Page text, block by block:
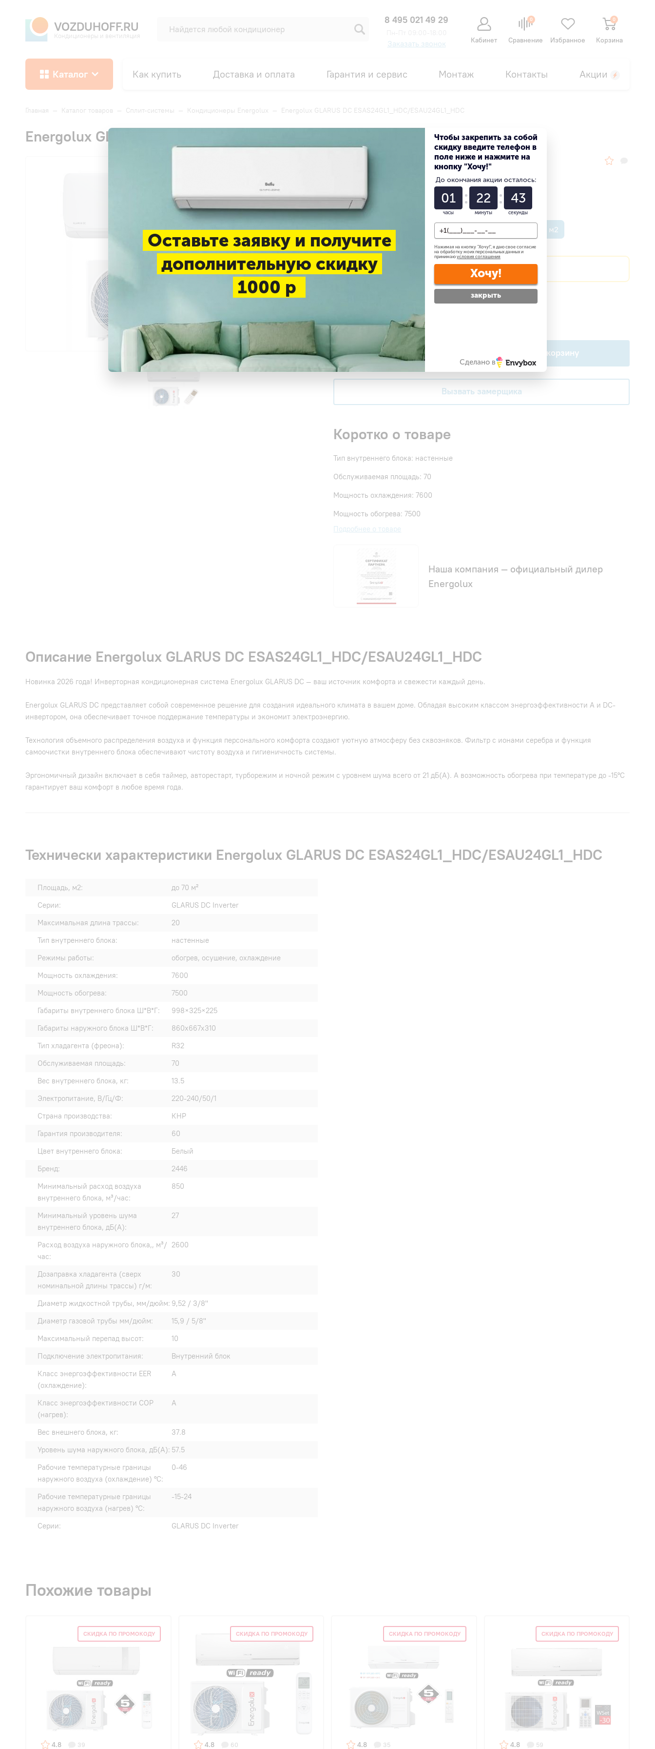
VOZDUHOFF.RU
Кондиционеры и вентиляция
8 495 021 49 29
Заказать звонок Кабинет
0
Сравнение Избранное
0
Корзина
Каталог Как купить Доставка и оплата Гарантия и сервис Монтаж Контакты Акции
Главная — Каталог товаров — Сплит-системы — Кондиционеры Energolux — Energolux GLARUS DC ESAS24GL1_HDC/ESAU24GL1_HDC
Energolux GLARUS DC ESAS24GL1_HDC/ESAU24GL1_HDC
Под заказ
До 25 м2 До 30 м2 До 40 м2 До 60 м2 До 70 м2
Нашли дешевле? Сделаем скидку!
Самовывоз в будние дни —
Купить в 1 клик В корзину
Вызвать замерщика
Коротко о товаре
Тип внутреннего блока: настенные
Обслуживаемая площадь: 70
Мощность охлаждения: 7600
Мощность обогрева: 7500
Подробнее о товаре
Наша компания — официальный дилер
Energolux
Описание Energolux GLARUS DC ESAS24GL1_HDC/ESAU24GL1_HDC
Новинка 2026 года! Инверторная кондиционерная система Energolux GLARUS DC — ваш источник комфорта и свежести каждый день.
Energolux GLARUS DC представляет собой современное решение для создания идеального климата в вашем доме. Обладая высоким классом энергоэффективности А и DC-
инвертором, она обеспечивает точное поддержание температуры и экономит электроэнергию.
Технология объемного распределения воздуха и функция персонального комфорта создают уютную атмосферу без сквозняков. Фильтр с ионами серебра и функция
самоочистки внутреннего блока обеспечивают чистоту воздуха и гигиеничность системы.
Эргономичный дизайн включает в себя таймер, авторестарт, турборежим и ночной режим с уровнем шума всего от 21 дБ(А). А возможность обогрева при температуре до -15°C
гарантирует ваш комфорт в любое время года.
Технически характеристики Energolux GLARUS DC ESAS24GL1_HDC/ESAU24GL1_HDC
Площадь, м2:
до 70 м²
Серии:
GLARUS DC Inverter
Максимальная длина трассы:
20
Тип внутреннего блока:
настенные
Режимы работы:
обогрев, осушение, охлаждение
Мощность охлаждения:
7600
Мощность обогрева:
7500
Габариты внутреннего блока Ш*В*Г:
998×325×225
Габариты наружного блока Ш*В*Г:
860x667x310
Тип хладагента (фреона):
R32
Обслуживаемая площадь:
70
Вес внутреннего блока, кг:
13.5
Электропитание, В/Гц/Ф:
220-240/50/1
Страна производства:
КНР
Гарантия производителя:
60
Цвет внутреннего блока:
Белый
Бренд:
2446
Минимальный расход воздуха
внутреннего блока, м³/час:
850
Минимальный уровень шума
внутреннего блока, дБ(А):
27
Расход воздуха наружного блока,, м³/
час:
2600
Дозаправка хладагента (сверх
номинальной длины трассы) г/м:
30
Диаметр жидкостной трубы, мм/дюйм: 9,52 / 3/8"
Диаметр газовой трубы мм/дюйм:
15,9 / 5/8"
Максимальный перепад высот:
10
Подключение электропитания:
Внутренний блок
Класс энергоэффективности EER
(охлаждение):
A
Класс энергоэффективности COP
(нагрев):
A
Вес внешнего блока, кг:
37.8
Уровень шума наружного блока, дБ(А): 57.5
Рабочие температурные границы
наружного воздуха (охлаждение) °C:
0-46
Рабочие температурные границы
наружного воздуха (нагрев) °C:
-15-24
Серии: GLARUS DC Inverter
Похожие товары
СКИДКА ПО ПРОМОКОДУ
4.8 39
СКИДКА ПО ПРОМОКОДУ
4.8 60
СКИДКА ПО ПРОМОКОДУ
4.8 35
СКИДКА ПО ПРОМОКОДУ
4.8 59
Оставьте заявку и получите
дополнительную скидку
1000 р
Чтобы закрепить за собой
скидку введите телефон в
поле ниже и нажмите на
кнопку "Хочу!"
До окончания акции осталось:
01
часы
22
минуты
42
секунды
Нажимая на кнопку "Хочу!", я даю свое согласие
на обработку моих персональных данных и
принимаю условия соглашения
Хочу!
закрыть
Сделано в